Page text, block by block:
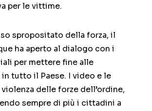
per le vittime.
spropositato della forza, il
ha aperto al dialogo con i
per mettere fine alle
tutto il Paese. I video e le
delle forze dell’ordine,
sempre di più i cittadini a